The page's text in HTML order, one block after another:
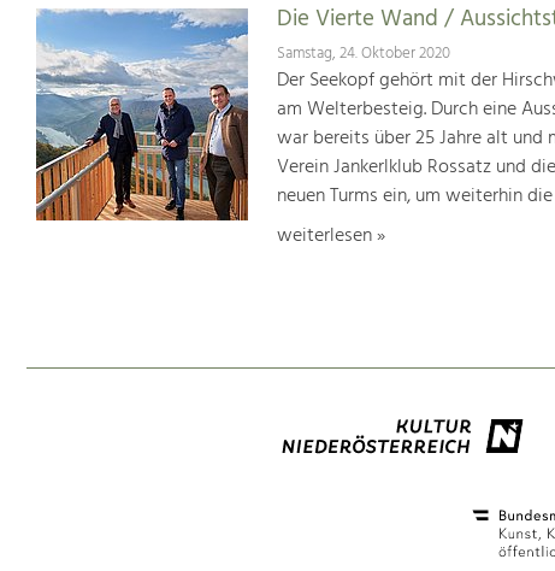
Die Vierte Wand /
Samstag, 24. Oktober 2020
Der Seekopf gehört mit der
am Welterbesteig. Durch eine
war bereits über 25 Jahre alt und
Verein Jankerlklub Rossatz und
neuen Turms ein, um weiterhin
weiterlesen »